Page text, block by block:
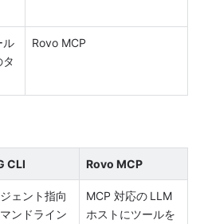
ル
Rovo MCP
CLI Rovo MCP
ェント指向
MCP 対応の LLM
ホストにツールを